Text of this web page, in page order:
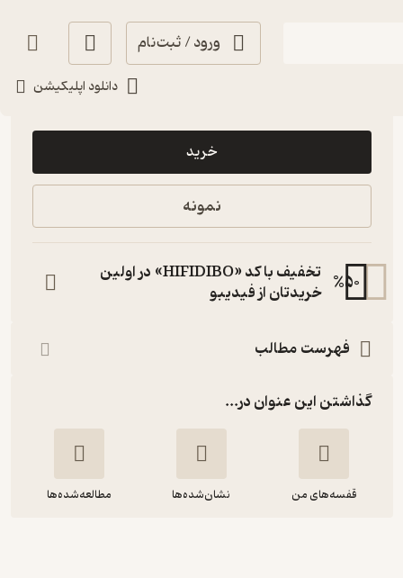
ورود / ثبت‌نام
دانلود اپلیکیشن
37,000
خرید
نمونه
%50
تخفیف با کد «HIFIDIBO» در اولین
خریدتان از فیدیبو
فهرست مطالب
گذاشتن این عنوان در...
قفسه‌های من نشان‌شده‌ها مطالعه‌شده‌ها